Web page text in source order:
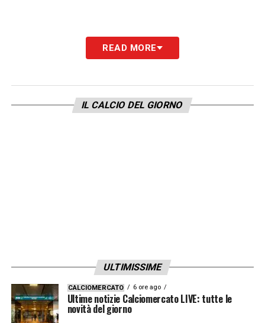
READ MORE
IL CALCIO DEL GIORNO
ULTIMISSIME
CALCIOMERCATO 6 ore ago
Ultime notizie Calciomercato LIVE: tutte le
novità del giorno